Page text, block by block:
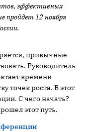
эффективных
пройдет 12 ноября
привычные
Руководитель
времени
точек роста. В этот
С чего начать?
этот путь.